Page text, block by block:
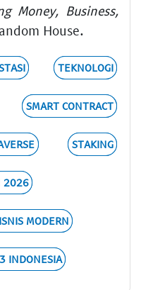
Money, Business,
House.
TEKNOLOGI
SMART CONTRACT
STAKING
2026
MODERN
INDONESIA